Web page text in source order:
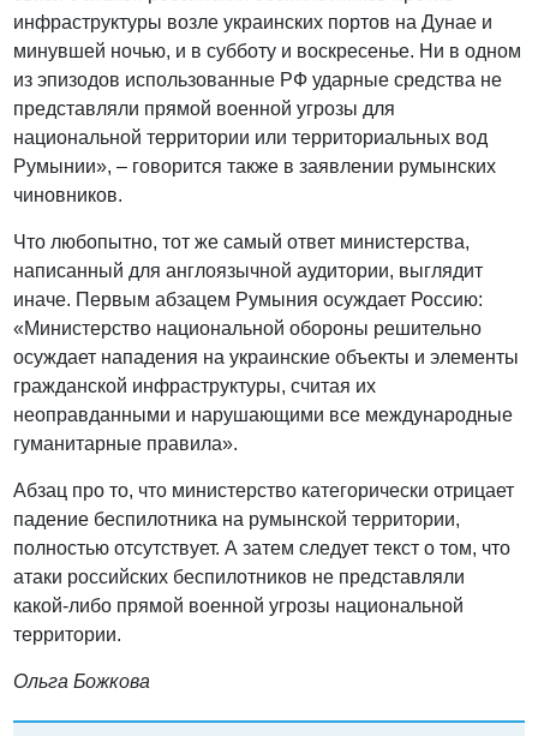
инфраструктуры возле украинских портов на Дунае и
минувшей ночью, и в субботу и воскресенье. Ни в одном
из эпизодов использованные РФ ударные средства не
представляли прямой военной угрозы для
национальной территории или территориальных вод
Румынии», – говорится также в заявлении румынских
чиновников.
Что любопытно, тот же самый ответ министерства,
написанный для англоязычной аудитории, выглядит
иначе. Первым абзацем Румыния осуждает Россию:
«Министерство национальной обороны решительно
осуждает нападения на украинские объекты и элементы
гражданской инфраструктуры, считая их
неоправданными и нарушающими все международные
гуманитарные правила».
Абзац про то, что министерство категорически отрицает
падение беспилотника на румынской территории,
полностью отсутствует. А затем следует текст о том, что
атаки российских беспилотников не представляли
какой-либо прямой военной угрозы национальной
территории.
Ольга Божкова